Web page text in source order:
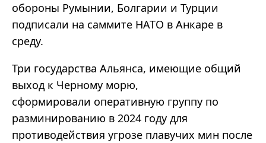
обороны Румынии, Болгарии и Турции
подписали на саммите НАТО в Анкаре в
среду.
Три государства Альянса, имеющие общий
выход к Черному морю,
сформировали оперативную группу по
разминированию в 2024 году для
противодействия угрозе плавучих мин после